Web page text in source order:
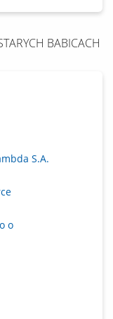
BABICACH
S.A.
o